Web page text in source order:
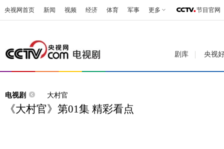
央视网首页 新闻 视频 经济 体育 军事 更多 节目官网
剧库 央视
电视剧 大村官
《大村官》第01集 精彩看点